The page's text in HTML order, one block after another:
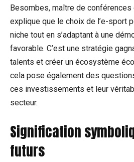
Besombes, maître de
explique que le choix de l’e-sport
niche tout en s’adaptant à une
favorable. C’est une stratégie
talents et créer un écosystème
cela pose également des
ces investissements et leur
secteur.
Signification
futurs